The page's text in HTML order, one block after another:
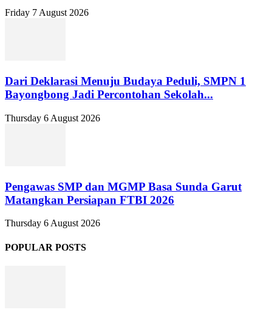
Friday 7 August 2026
Dari Deklarasi Menuju Budaya Peduli, SMPN 1
Bayongbong Jadi Percontohan Sekolah...
Thursday 6 August 2026
Pengawas SMP dan MGMP Basa Sunda Garut
Matangkan Persiapan FTBI 2026
Thursday 6 August 2026
POPULAR POSTS